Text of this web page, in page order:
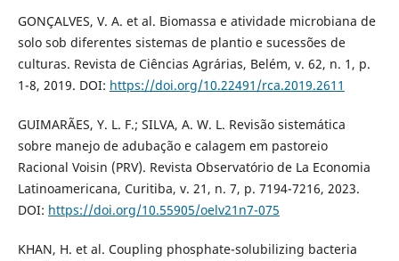
GONÇALVES, V. A. et al. Biomassa e atividade microbiana de
solo sob diferentes sistemas de plantio e sucessões de
culturas. Revista de Ciências Agrárias, Belém, v. 62, n. 1, p.
1-8, 2019. DOI: https://doi.org/10.22491/rca.2019.2611
GUIMARÃES, Y. L. F.; SILVA, A. W. L. Revisão sistemática
sobre manejo de adubação e calagem em pastoreio
Racional Voisin (PRV). Revista Observatório de La Economia
Latinoamericana, Curitiba, v. 21, n. 7, p. 7194-7216, 2023.
DOI: https://doi.org/10.55905/oelv21n7-075
KHAN, H. et al. Coupling phosphate-solubilizing bacteria